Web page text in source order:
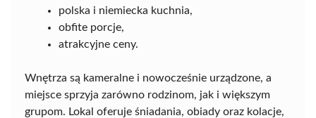
polska i niemiecka kuchnia,
obfite porcje,
atrakcyjne ceny.
Wnętrza są kameralne i nowocześnie urządzone, a
miejsce sprzyja zarówno rodzinom, jak i większym
grupom. Lokal oferuje śniadania, obiady oraz kolacje,